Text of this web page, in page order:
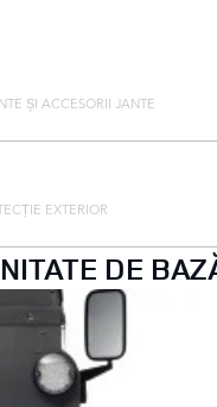
ȘI ACCESORII JANTE
EXTERIOR
DE